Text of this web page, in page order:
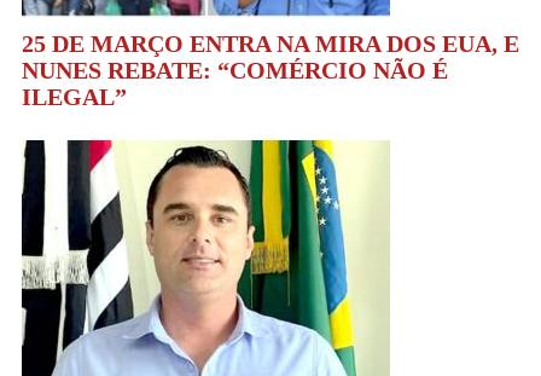
25 DE MARÇO ENTRA NA MIRA DOS EUA, E
NUNES REBATE: “COMÉRCIO NÃO É
ILEGAL”